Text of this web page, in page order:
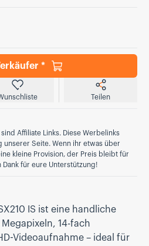
*
Teilen
Affiliate Links. Diese Werbelinks
unserer Seite. Wenn ihr etwas über
kleine Provision, der Preis bleibt für
für eure Unterstützung!
IS ist eine handliche
14-fach
Video­aufnahme – ideal für